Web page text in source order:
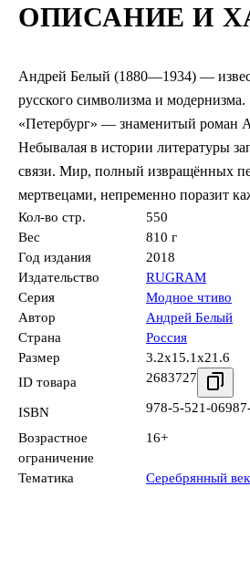
ОПИСАНИЕ И
Андрей Белый (1880—1934) —
русского символизма и модернизма.
«Петербург» — знаменитый роман
Небывалая в истории литературы
связи. Мир, полный извращённых
мертвецами, непременно поразит
Кол-во стр.
550
Вес
810 г
Год издания
2018
Издательство
RUGRAM
Серия
Модное чтиво
Автор
Андрей Белый
Страна
Россия
Размер
3.2x15.1x21.6
ID товара
2683727
ISBN 978-5-521-
Возрастное
ограничение
16+
Тематика Серебрянный век